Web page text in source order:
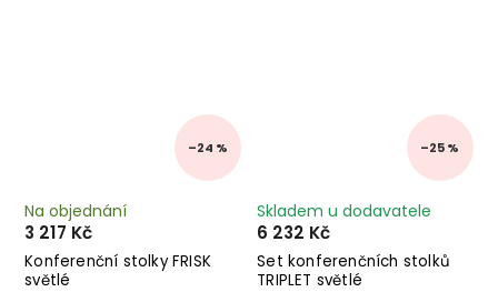
–24 %
Konferenční stolky FRISK
světlé
Na objednání
3 217 Kč
–25 %
Set konferenčních stolků
TRIPLET světlé
Skladem u dodavatele
6 232 Kč